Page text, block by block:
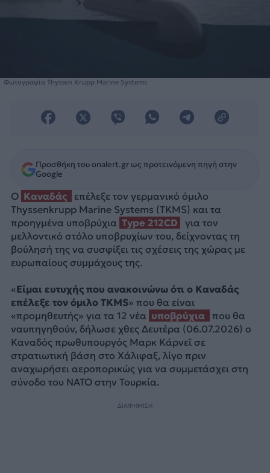
Φωτογραφία Thyssen Krupp Marine Systems
Προσθήκη του onalert.gr ως προτεινόμενη πηγή στην
Google
Ο Καναδάς
επέλεξε τον γερμανικό όμιλο
Thyssenkrupp Marine Systems (TKMS) και τα
προηγμένα υποβρύχια Type 212CD
για τον
μελλοντικό στόλο υποβρυχίων του, δείχνοντας τη
βούλησή της να συσφίξει τις σχέσεις της χώρας με
ευρωπαίους συμμάχους της.
«Είμαι ευτυχής που ανακοινώνω ότι ο Καναδάς
επέλεξε τον όμιλο TKMS» που θα είναι
«προμηθευτής» για τα 12 νέα υποβρύχια που θα
ναυπηγηθούν, δήλωσε χθες Δευτέρα (06.07.2026) ο
Καναδός πρωθυπουργός Μαρκ Κάρνεϊ σε
στρατιωτική βάση στο Χάλιφαξ, λίγο πριν
αναχωρήσει αεροπορικώς για να συμμετάσχει στη
σύνοδο του NATO στην Τουρκία.
ΔΙΑΦΗΜΙΣΗ